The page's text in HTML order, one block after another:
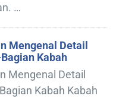
…
Mengenal Detail
Kabah
Mengenal Detail
Kabah Kabah